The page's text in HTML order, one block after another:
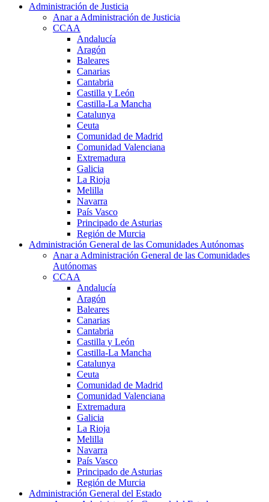
Administración de Justicia
Anar a Administración de Justicia
CCAA
Andalucía
Aragón
Baleares
Canarias
Cantabria
Castilla y León
Castilla-La Mancha
Catalunya
Ceuta
Comunidad de Madrid
Comunidad Valenciana
Extremadura
Galicia
La Rioja
Melilla
Navarra
País Vasco
Principado de Asturias
Región de Murcia
Administración General de las Comunidades Autónomas
Anar a Administración General de las Comunidades
Autónomas
CCAA
Andalucía
Aragón
Baleares
Canarias
Cantabria
Castilla y León
Castilla-La Mancha
Catalunya
Ceuta
Comunidad de Madrid
Comunidad Valenciana
Extremadura
Galicia
La Rioja
Melilla
Navarra
País Vasco
Principado de Asturias
Región de Murcia
Administración General del Estado